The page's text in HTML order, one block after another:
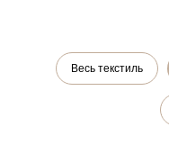
Весь текстиль